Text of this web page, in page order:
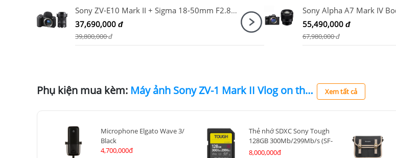
Sony ZV-E10 Mark II + Sigma 18-50mm F2.8 DC DN for Sony
37,690,000 đ
39,800,000đ
55,490,000 đ
67,980,000đ
Phụ kiện mua kèm: Máy ảnh Sony ZV-1 Mark II Vlog on the go LITE Trắng Xem tất cả
Microphone Elgato Wave 3/
Black
4,700,000đ
Thẻ nhớ SDXC Sony Tough
128GB 300Mb/299Mb/s (SF-
G128T/T1)
8,000,000đ